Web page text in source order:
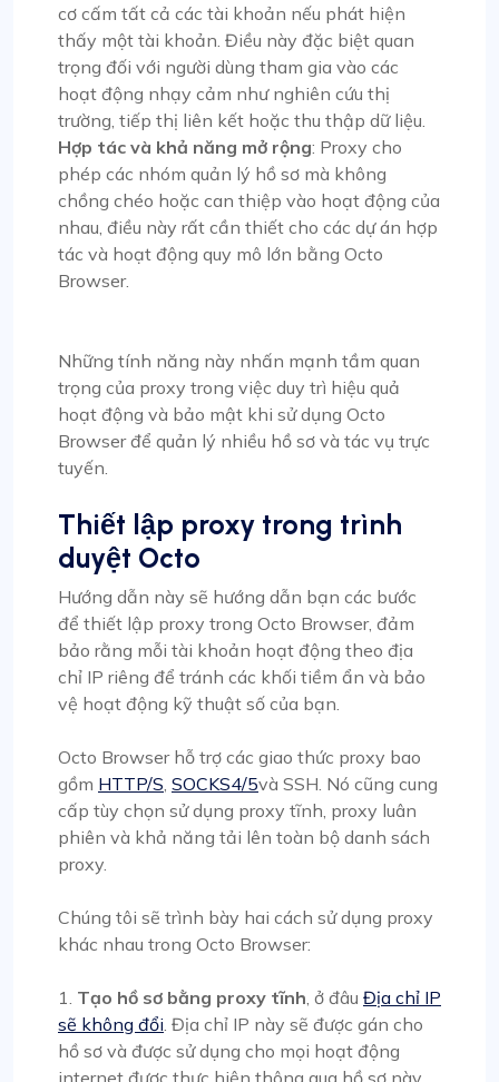
cơ cấm tất cả các tài khoản nếu phát hiện
thấy một tài khoản. Điều này đặc biệt quan
trọng đối với người dùng tham gia vào các
hoạt động nhạy cảm như nghiên cứu thị
trường, tiếp thị liên kết hoặc thu thập dữ liệu.
Hợp tác và khả năng mở rộng: Proxy cho
phép các nhóm quản lý hồ sơ mà không
chồng chéo hoặc can thiệp vào hoạt động của
nhau, điều này rất cần thiết cho các dự án hợp
tác và hoạt động quy mô lớn bằng Octo
Browser.
Những tính năng này nhấn mạnh tầm quan
trọng của proxy trong việc duy trì hiệu quả
hoạt động và bảo mật khi sử dụng Octo
Browser để quản lý nhiều hồ sơ và tác vụ trực
tuyến.
Thiết lập proxy trong trình
duyệt Octo
Hướng dẫn này sẽ hướng dẫn bạn các bước
để thiết lập proxy trong Octo Browser, đảm
bảo rằng mỗi tài khoản hoạt động theo địa
chỉ IP riêng để tránh các khối tiềm ẩn và bảo
vệ hoạt động kỹ thuật số của bạn.
Octo Browser hỗ trợ các giao thức proxy bao
gồm HTTP/S, SOCKS4/5và SSH. Nó cũng cung
cấp tùy chọn sử dụng proxy tĩnh, proxy luân
phiên và khả năng tải lên toàn bộ danh sách
proxy.
Chúng tôi sẽ trình bày hai cách sử dụng proxy
khác nhau trong Octo Browser:
1. Tạo hồ sơ bằng proxy tĩnh, ở đâu Địa chỉ IP
sẽ không đổi. Địa chỉ IP này sẽ được gán cho
hồ sơ và được sử dụng cho mọi hoạt động